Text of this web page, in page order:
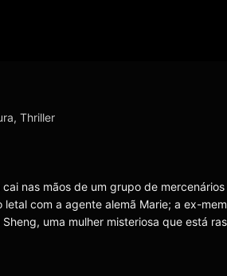
, Thriller
nas mãos de um grupo de
com a agente alemã Marie; a ex-
uma mulher misteriosa que está